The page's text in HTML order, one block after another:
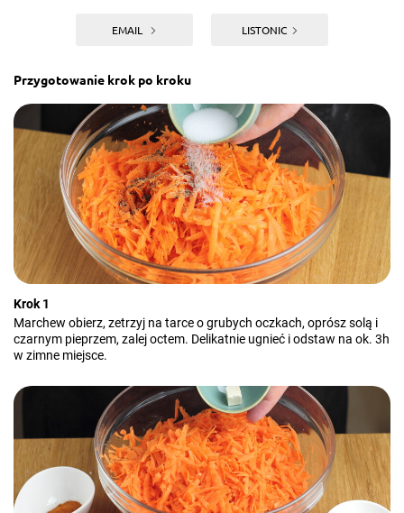
EMAIL LISTONIC
Przygotowanie krok po kroku
Krok 1
Marchew obierz, zetrzyj na tarce o grubych oczkach, oprósz solą i
czarnym pieprzem, zalej octem. Delikatnie ugnieć i odstaw na ok. 3h
w zimne miejsce.